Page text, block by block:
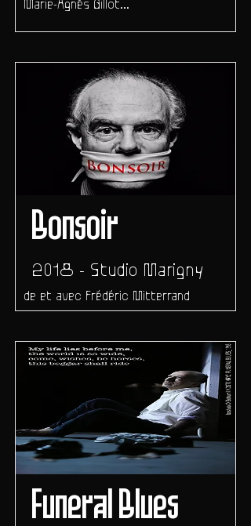
Marie-Agnès Gillot...
Bonsoir
2018 - Studio Marigny
de et avec Frédéric Mitterrand
Funeral Blues